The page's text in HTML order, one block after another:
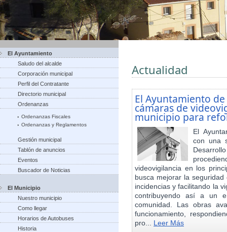
El Ayuntamiento
Saludo del alcalde
Corporación municipal
Perfil del Contratante
Directorio municipal
Ordenanzas
Ordenanzas Fiscales
Ordenanzas y Reglamentos
Gestión municipal
Tablón de anuncios
Eventos
Buscador de Noticias
El Municipio
Nuestro municipio
Como llegar
Horarios de Autobuses
Historia
Actualidad
El Ayuntamiento
cámaras de
municipio para
El
con una
videovigilancia en los
busca mejorar la
incidencias y facilitando la
contribuyendo así a un
comunidad. Las obras
funcionamiento,
pro... Leer Más